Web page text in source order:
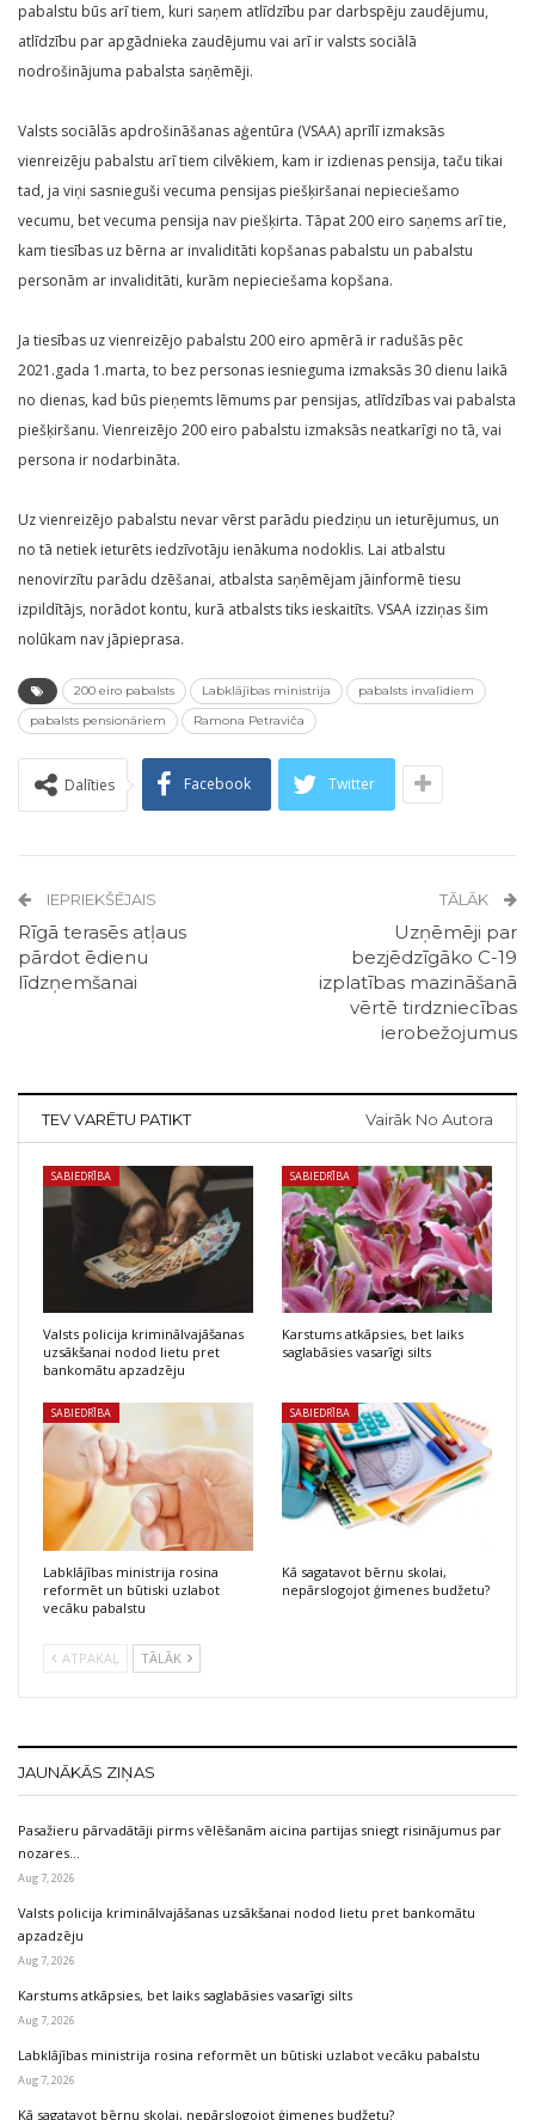
pabalstu būs arī tiem, kuri saņem atlīdzību par darbspēju zaudējumu,
atlīdzību par apgādnieka zaudējumu vai arī ir valsts sociālā
nodrošinājuma pabalsta saņēmēji.
Valsts sociālās apdrošināšanas aģentūra (VSAA) aprīlī izmaksās
vienreizēju pabalstu arī tiem cilvēkiem, kam ir izdienas pensija, taču tikai
tad, ja viņi sasnieguši vecuma pensijas piešķiršanai nepieciešamo
vecumu, bet vecuma pensija nav piešķirta. Tāpat 200 eiro saņems arī tie,
kam tiesības uz bērna ar invaliditāti kopšanas pabalstu un pabalstu
personām ar invaliditāti, kurām nepieciešama kopšana.
Ja tiesības uz vienreizējo pabalstu 200 eiro apmērā ir radušās pēc
2021.gada 1.marta, to bez personas iesnieguma izmaksās 30 dienu laikā
no dienas, kad būs pieņemts lēmums par pensijas, atlīdzības vai pabalsta
piešķiršanu. Vienreizējo 200 eiro pabalstu izmaksās neatkarīgi no tā, vai
persona ir nodarbināta.
Uz vienreizējo pabalstu nevar vērst parādu piedziņu un ieturējumus, un
no tā netiek ieturēts iedzīvotāju ienākuma nodoklis. Lai atbalstu
nenovirzītu parādu dzēšanai, atbalsta saņēmējam jāinformē tiesu
izpildītājs, norādot kontu, kurā atbalsts tiks ieskaitīts. VSAA izziņas šim
nolūkam nav jāpieprasa.
200 eiro pabalsts Labklājības ministrija
pabalsts invalīdiem
pabalsts pensionāriem
Ramona Petraviča
Dalīties Facebook Twitter
IEPRIEKŠĒJAIS
Rīgā terasēs atļaus
pārdot ēdienu
līdzņemšanai
TĀLĀK
Uzņēmēji par
bezjēdzīgāko C-19
izplatības mazināšanā
vērtē tirdzniecības
ierobežojumus
TEV VARĒTU PATIKT Vairāk No Autora
SABIEDRĪBA
Valsts policija kriminālvajāšanas
uzsākšanai nodod lietu pret
bankomātu apzadzēju
SABIEDRĪBA
Karstums atkāpsies, bet laiks
saglabāsies vasarīgi silts
SABIEDRĪBA
Labklājības ministrija rosina
reformēt un būtiski uzlabot
vecāku pabalstu
SABIEDRĪBA
Kā sagatavot bērnu skolai,
nepārslogojot ģimenes budžetu?
ATPAKAĻ TĀLĀK
JAUNĀKĀS ZIŅAS
Pasažieru pārvadātāji pirms vēlēšanām aicina partijas sniegt risinājumus par
nozares…
Aug 7, 2026
Valsts policija kriminālvajāšanas uzsākšanai nodod lietu pret bankomātu
apzadzēju
Aug 7, 2026
Karstums atkāpsies, bet laiks saglabāsies vasarīgi silts
Aug 7, 2026
Labklājības ministrija rosina reformēt un būtiski uzlabot vecāku pabalstu
Aug 7, 2026
Kā sagatavot bērnu skolai, nepārslogojot ģimenes budžetu?